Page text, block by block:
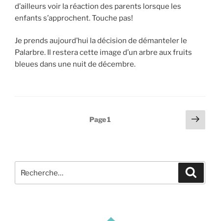
d’ailleurs voir la réaction des parents lorsque les
enfants s’approchent. Touche pas!
Je prends aujourd’hui la décision de démanteler le
Palarbre. Il restera cette image d’un arbre aux fruits
bleues dans une nuit de décembre.
Page1
Page
pour